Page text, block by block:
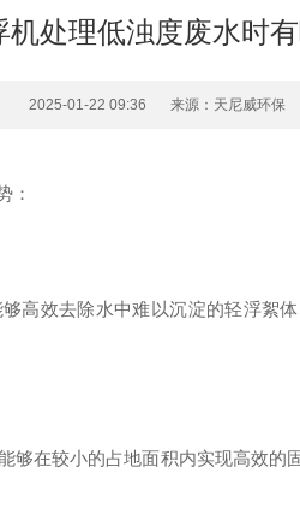
机处理低浊度废水时
2025-01-22 09:36 来源：天尼威环保
：
高效去除水中难以沉淀的轻浮絮
够在较小的占地面积内实现高效的